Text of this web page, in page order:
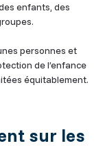
enfants, des
personnes et
de l’enfance
équitablement.
sur les